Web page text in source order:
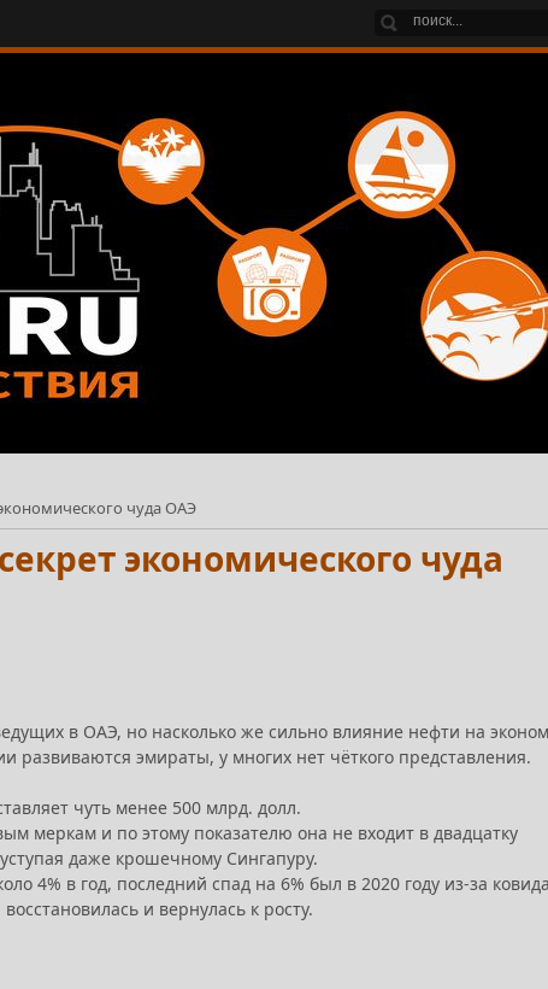
чуда ОАЭ
экономического чуда
в ОАЭ, но насколько же сильно влияние нефти на
развиваются эмираты, у многих нет чёткого представления.
чуть менее 500 млрд. долл.
меркам и по этому показателю она не входит в двадцатку
даже крошечному Сингапуру.
4% в год, последний спад на 6% был в 2020 году из-за
и вернулась к росту.